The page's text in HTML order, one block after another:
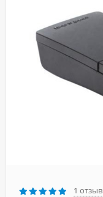
1 отзыв